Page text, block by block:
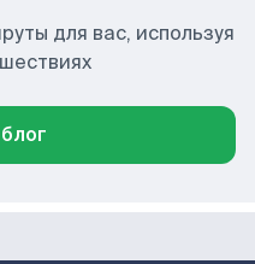
для вас, используя